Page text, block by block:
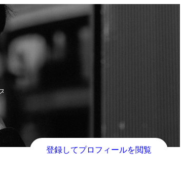
ロア2階
登録してプロフィールを閲覧